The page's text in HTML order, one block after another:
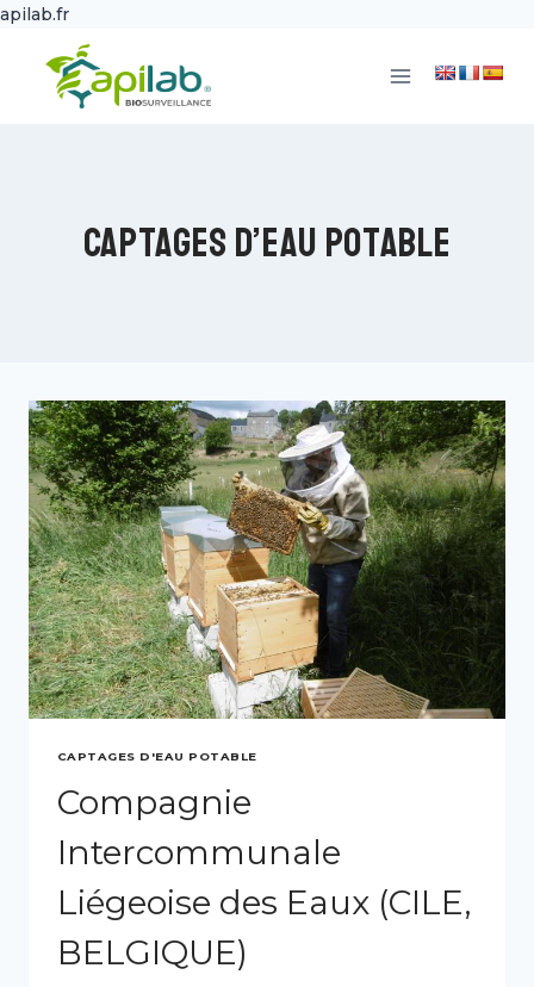
apilab.fr
contenu
Captages d’eau potable
CAPTAGES D'EAU POTABLE
Compagnie
Intercommunale
Liégeoise des Eaux (CILE,
BELGIQUE)